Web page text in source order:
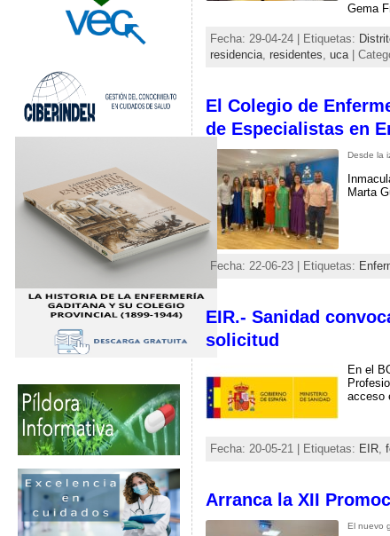
Gema
Fecha: 29-04-24 | Etiquetas:
residencia, residentes uca|
El Colegio de
de Especialistas en
Desde la
Marta
Fecha: 22-06-23 | Etiquetas:
EIR.- Sanidad
solicitud
En el
acceso
Fecha: 20-05-21 | Etiquetas: EIR,
Arranca la XII
El nuevo